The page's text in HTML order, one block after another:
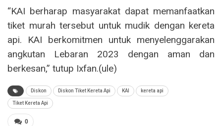
“KAI berharap masyarakat dapat memanfaatkan
tiket murah tersebut untuk mudik dengan kereta
api. KAI berkomitmen untuk menyelenggarakan
angkutan Lebaran 2023 dengan aman dan
berkesan,” tutup Ixfan.(ule)
Diskon Diskon Tiket Kereta Api KAI kereta api
Tiket Kereta Api
0